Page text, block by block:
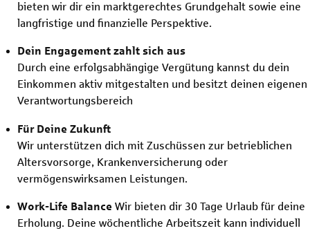
bieten wir dir ein marktgerechtes Grundgehalt sowie eine
langfristige und finanzielle Perspektive.
Dein Engagement zahlt sich aus
Durch eine erfolgsabhängige Vergütung kannst du dein
Einkommen aktiv mitgestalten und besitzt deinen eigenen
Verantwortungsbereich
Für Deine Zukunft
Wir unterstützen dich mit Zuschüssen zur betrieblichen
Altersvorsorge, Krankenversicherung oder
vermögenswirksamen Leistungen.
Work-Life Balance Wir bieten dir 30 Tage Urlaub für deine
Erholung. Deine wöchentliche Arbeitszeit kann individuell